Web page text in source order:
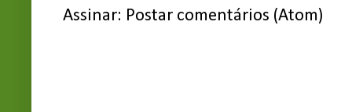
Assinar: Postar comentários (Atom)